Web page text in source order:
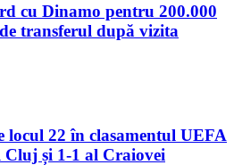
cu Dinamo pentru 200.000
transferul după vizita
locul 22 în clasamentul UEFA
și 1-1 al Craiovei